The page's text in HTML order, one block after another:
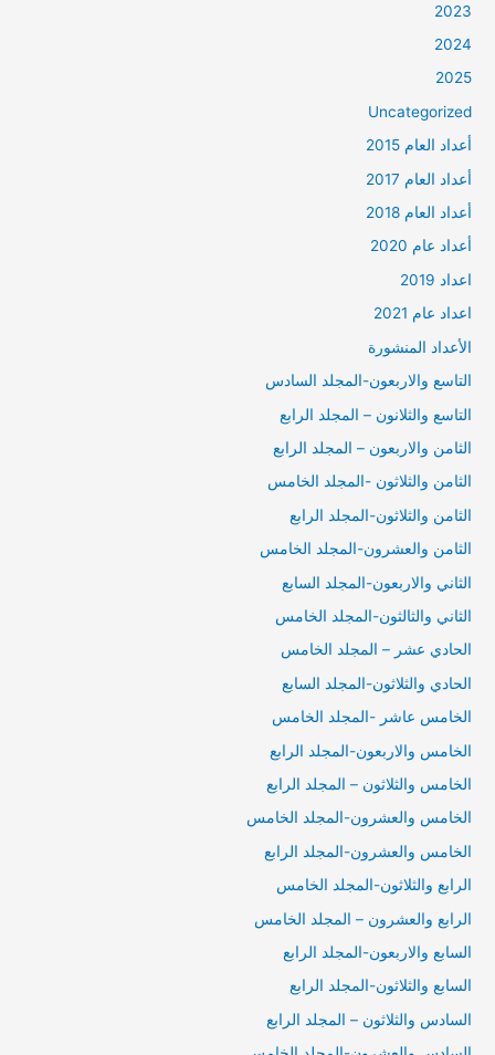
2023
2024
2025
Uncategorized
أعداد العام 2015
أعداد العام 2017
أعداد العام 2018
أعداد عام 2020
اعداد 2019
اعداد عام 2021
الأعداد المنشورة
التاسع والاربعون-المجلد السادس
التاسع والثلانون – المجلد الرابع
الثامن والاربعون – المجلد الرابع
الثامن والثلاثون -المجلد الخامس
الثامن والثلاثون-المجلد الرابع
الثامن والعشرون-المجلد الخامس
الثاني والاربعون-المجلد السابع
الثاني والثالثون-المجلد الخامس
الحادي عشر – المجلد الخامس
الحادي والثلاثون-المجلد السابع
الخامس عاشر -المجلد الخامس
الخامس والاربعون-المجلد الرابع
الخامس والثلاثون – المجلد الرابع
الخامس والعشرون-المجلد الخامس
الخامس والعشرون-المجلد الرابع
الرابع والثلاثون-المجلد الخامس
الرابع والعشرون – المجلد الخامس
السابع والاربعون-المجلد الرابع
السابع والثلاثون-المجلد الرابع
السادس والثلاثون – المجلد الرابع